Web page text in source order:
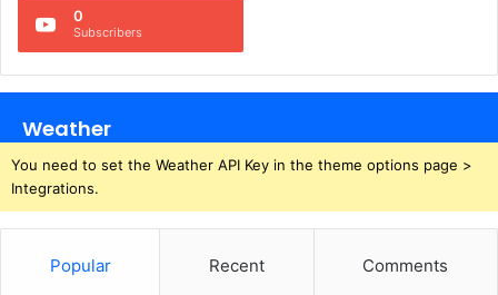
0
Subscribers
Weather
You need to set the Weather API Key in the theme options page >
Integrations.
Popular Recent Comments